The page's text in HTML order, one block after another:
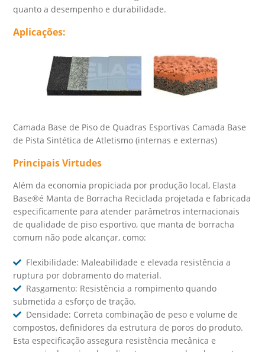
quanto a desempenho e durabilidade.
Aplicações:
Camada Base de Piso de Quadras Esportivas Camada Base
de Pista Sintética de Atletismo (internas e externas)
Principais Virtudes
Além da economia propiciada por produção local, Elasta
Base®é Manta de Borracha Reciclada projetada e fabricada
especificamente para atender parâmetros internacionais
de qualidade de piso esportivo, que manta de borracha
comum não pode alcançar, como:
Flexibilidade: Maleabilidade e elevada resistência a
ruptura por dobramento do material.
Rasgamento: Resistência a rompimento quando
submetida a esforço de tração.
Densidade: Correta combinação de peso e volume de
compostos, definidores da estrutura de poros do produto.
Esta especificação assegura resistência mecânica e